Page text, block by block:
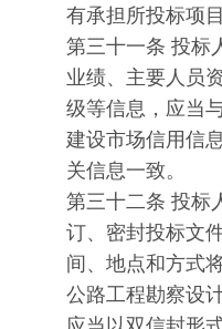
有承担所投标项
第三十一条 投标
业绩、主要人员
级等信息，应当
建设市场信用信
关信息一致。
第三十二条 投标
订、密封投标文
间、地点和方式
公路工程勘察设